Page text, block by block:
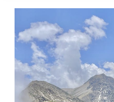
NU
敷
肌
能